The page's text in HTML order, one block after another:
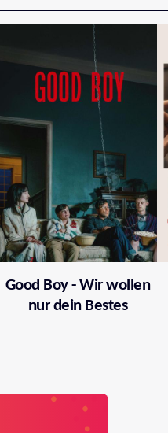
Good Boy - Wir wollen
nur dein Bestes